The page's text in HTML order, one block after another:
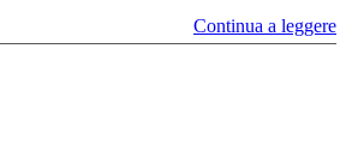
Continua a leggere